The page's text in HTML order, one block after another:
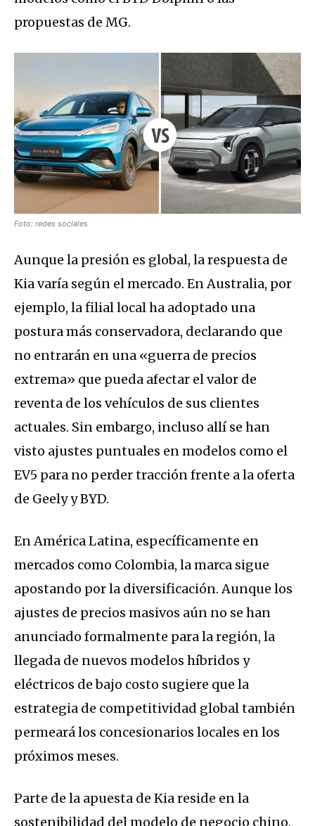
propuestas de MG.
Foto: redes sociales
Aunque la presión es global, la respuesta de
Kia varía según el mercado. En Australia, por
ejemplo, la filial local ha adoptado una
postura más conservadora, declarando que
no entrarán en una «guerra de precios
extrema» que pueda afectar el valor de
reventa de los vehículos de sus clientes
actuales. Sin embargo, incluso allí se han
visto ajustes puntuales en modelos como el
EV5 para no perder tracción frente a la oferta
de Geely y BYD.
En América Latina, específicamente en
mercados como Colombia, la marca sigue
apostando por la diversificación.Aunque los
ajustes de precios masivos aún no se han
anunciado formalmente para la región, la
llegada de nuevos modelos híbridos y
eléctricos de bajo costo sugiere que la
estrategia de competitividad global también
permeará los concesionarios locales en los
próximos meses.
Parte de la apuesta de Kia reside en la
sostenibilidad del modelo de negocio chino.